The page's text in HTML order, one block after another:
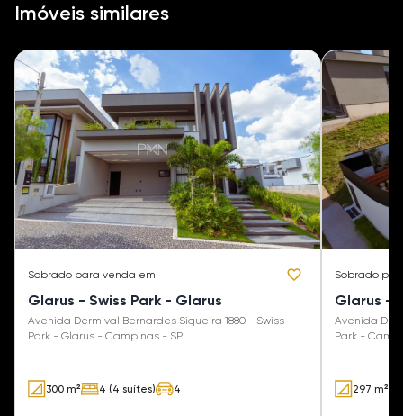
Imóveis similares
Sobrado para venda em
Glarus - Swiss Park - Glarus
Avenida Dermival Bernardes Siqueira 1880 - Swiss
Park - Glarus - Campinas - SP
300 m² 4 (4 suítes) 4
Sobrado
Glarus -
Avenida
Park -
297 m²